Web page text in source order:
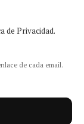
de Privacidad.
de cada email.